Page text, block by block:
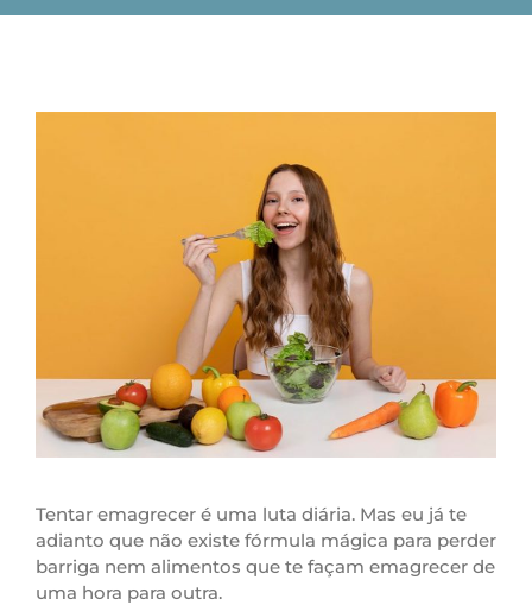
Tentar emagrecer é uma luta diária. Mas eu já te
adianto que não existe fórmula mágica para perder
barriga nem alimentos que te façam emagrecer de
uma hora para outra.